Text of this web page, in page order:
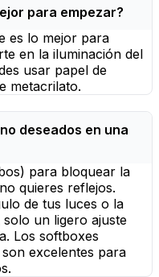
para empezar?
es lo mejor para
en la iluminación del
usar papel de
metacrilato.
deseados en una
para bloquear la
quieres reflejos.
de tus luces o la
un ligero ajuste
Los softboxes
excelentes para